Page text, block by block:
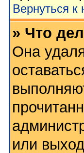
Вернуться к
» Что
Она
или